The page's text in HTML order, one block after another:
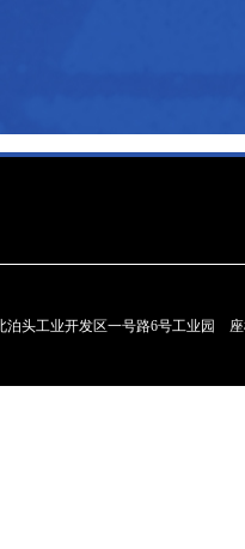
泊头工业开发区一号路6号工业园